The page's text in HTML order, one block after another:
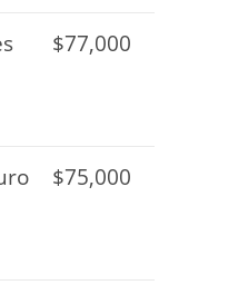
$77,000
$75,000